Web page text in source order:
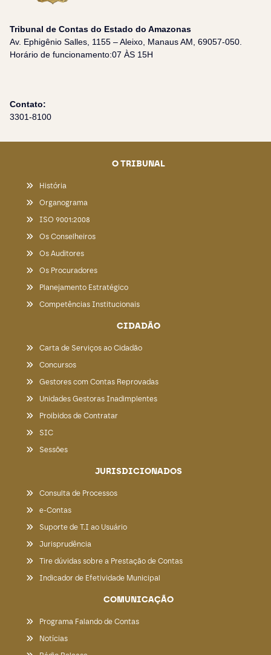
Tribunal de Contas do Estado do Amazonas
Av. Ephigênio Salles, 1155 – Aleixo, Manaus AM, 69057-050.
Horário de funcionamento:07 ÀS 15H
Contato:
3301-8100
O TRIBUNAL
História
Organograma
ISO 9001:2008
Os Conselheiros
Os Auditores
Os Procuradores
Planejamento Estratégico
Competências Institucionais
CIDADÃO
Carta de Serviços ao Cidadão
Concursos
Gestores com Contas Reprovadas
Unidades Gestoras Inadimplentes
Proibidos de Contratar
SIC
Sessões
JURISDICIONADOS
Consulta de Processos
e-Contas
Suporte de T.I ao Usuário
Jurisprudência
Tire dúvidas sobre a Prestação de Contas
Indicador de Efetividade Municipal
COMUNICAÇÃO
Programa Falando de Contas
Notícias